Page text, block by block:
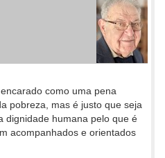
como uma pena
pobreza, mas é justo que seja
dignidade humana pelo que é
acompanhados e orientados